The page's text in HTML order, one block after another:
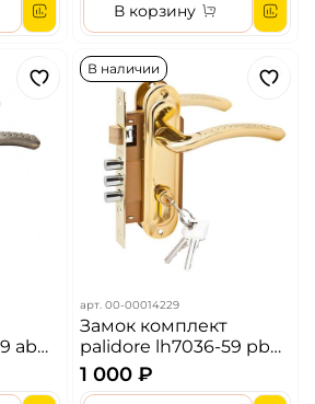
В корзину
ab
В наличии
арт. 00-00014229
Замок комплект
palidore lh7036-59 pb
золото
1 000 ₽